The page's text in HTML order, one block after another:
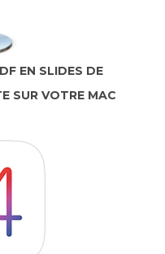
EN SLIDES DE
SUR VOTRE MAC